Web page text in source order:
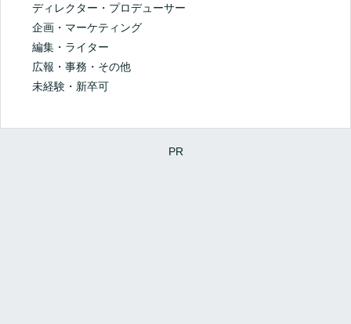
ディレクター・プロデューサー
企画・マーケティング
編集・ライター
広報・事務・その他
未経験・新卒可
PR